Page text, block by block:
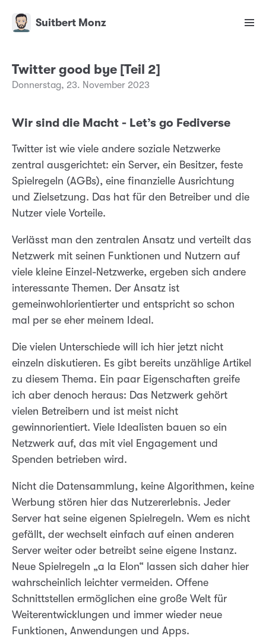
Suitbert Monz
Twitter good bye [Teil 2]
Donnerstag, 23. November 2023
Wir sind die Macht - Let’s go Fediverse
Twitter ist wie viele andere soziale Netzwerke
zentral ausgerichtet: ein Server, ein Besitzer, feste
Spielregeln (AGBs), eine finanzielle Ausrichtung
und Zielsetzung. Das hat für den Betreiber und die
Nutzer viele Vorteile.
Verlässt man den zentralen Ansatz und verteilt das
Netzwerk mit seinen Funktionen und Nutzern auf
viele kleine Einzel-Netzwerke, ergeben sich andere
interessante Themen. Der Ansatz ist
gemeinwohlorientierter und entspricht so schon
mal per se eher meinem Ideal.
Die vielen Unterschiede will ich hier jetzt nicht
einzeln diskutieren. Es gibt bereits unzählige Artikel
zu diesem Thema. Ein paar Eigenschaften greife
ich aber denoch heraus: Das Netzwerk gehört
vielen Betreibern und ist meist nicht
gewinnorientiert. Viele Idealisten bauen so ein
Netzwerk auf, das mit viel Engagement und
Spenden betrieben wird.
Nicht die Datensammlung, keine Algorithmen, keine
Werbung stören hier das Nutzererlebnis. Jeder
Server hat seine eigenen Spielregeln. Wem es nicht
gefällt, der wechselt einfach auf einen anderen
Server weiter oder betreibt seine eigene Instanz.
Neue Spielregeln „a la Elon“ lassen sich daher hier
wahrscheinlich leichter vermeiden. Offene
Schnittstellen ermöglichen eine große Welt für
Weiterentwicklungen und immer wieder neue
Funktionen, Anwendungen und Apps.